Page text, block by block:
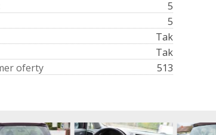
5
5
Tak
Tak
eroferty 513